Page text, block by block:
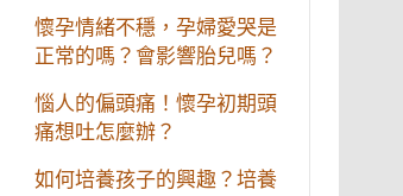
懷孕情緒不穩，孕婦愛哭是
正常的嗎？會影響胎兒嗎？
惱人的偏頭痛！懷孕初期頭
痛想吐怎麼辦？
如何培養孩子的興趣？培養